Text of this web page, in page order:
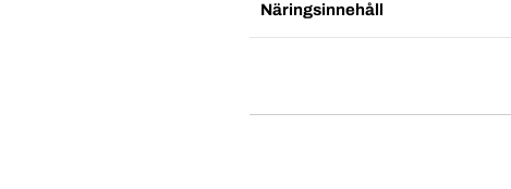
Näringsinnehåll